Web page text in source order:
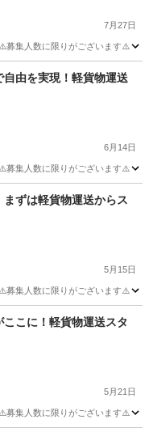
7月27日
募集人数に限りがございます⚠️
⾃由を実現！軽貨物運送
6月14日
募集人数に限りがございます⚠️
まずは軽貨物運送からス
5月15日
募集人数に限りがございます⚠️
ここに！軽貨物運送スタ
5月21日
募集人数に限りがございます⚠️